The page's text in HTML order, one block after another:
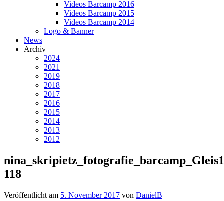
Videos Barcamp 2016
Videos Barcamp 2015
Videos Barcamp 2014
Logo & Banner
News
Archiv
2024
2021
2019
2018
2017
2016
2015
2014
2013
2012
118
Veröffentlicht am 5. November 2017 von DanielB